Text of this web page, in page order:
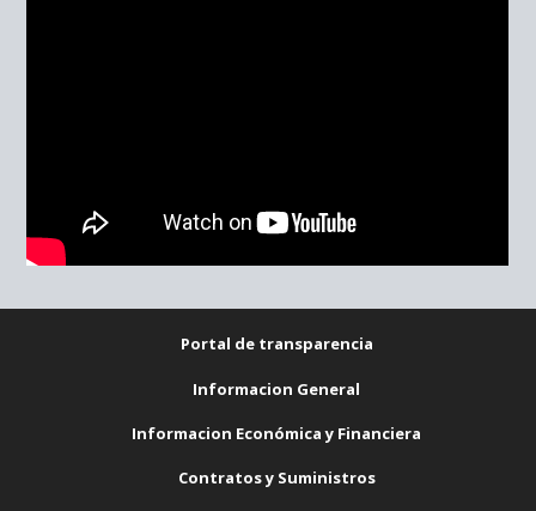
Portal de transparencia
Informacion General
Informacion Económica y Financiera
Contratos y Suministros